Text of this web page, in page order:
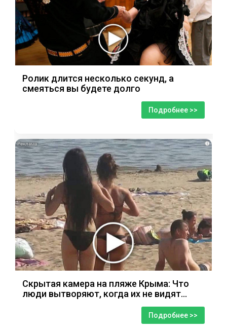
Ролик длится несколько секунд, а
смеяться вы будете долго
Подробнее >>
i
Скрытая камера на пляже Крыма: Что
люди вытворяют, когда их не видят...
Подробнее >>